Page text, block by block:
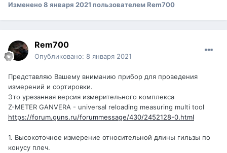
Изменено8 января 2021 пользователем Rem700
Rem700
Опубликовано: 8 января 2021
Представляю Вашему вниманию прибор для проведения
измерений и сортировки.
Это урезанная версия измерительного комплекса
Z-METER GANVERA - universal reloading measuring multi tool
https://forum.guns.ru/forummessage/430/2452128-0.html
1. Высокоточное измерение относительной длины гильзы по
конусу плеч.